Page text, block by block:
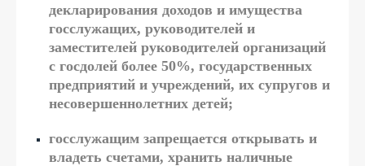
декларирования доходов и имущества
госслужащих, руководителей и
заместителей руководителей организаций
с госдолей более 50%, государственных
предприятий и учреждений, их супругов и
несовершеннолетних детей;
госслужащим запрещается открывать и
владеть счетами, хранить наличные